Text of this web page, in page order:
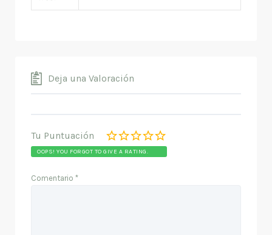
Deja una Valoración
Tu Puntuación
OOPS! YOU FORGOT TO GIVE A RATING.
Comentario *